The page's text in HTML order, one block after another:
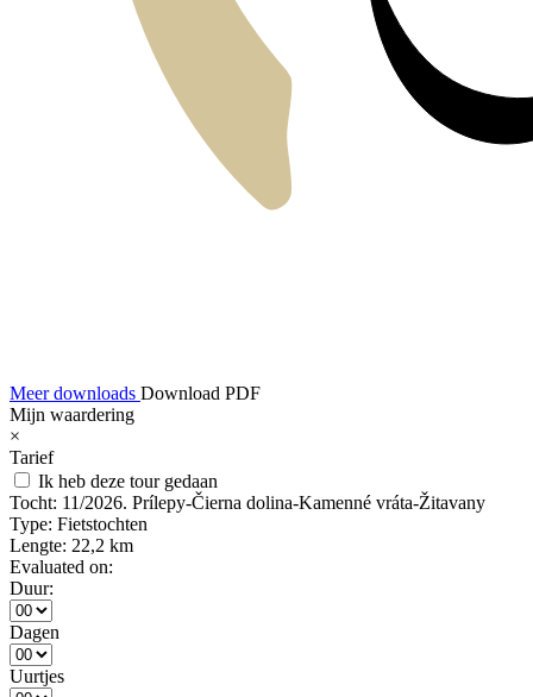
Meer downloads Download PDF
Mijn waardering
×
Tarief
Ik heb deze tour gedaan
Tocht: 11/2026. Prílepy-Čierna dolina-Kamenné vráta-Žitavany
Type: Fietstochten
Lengte: 22,2 km
Evaluated on:
Duur:
Dagen
Uurtjes